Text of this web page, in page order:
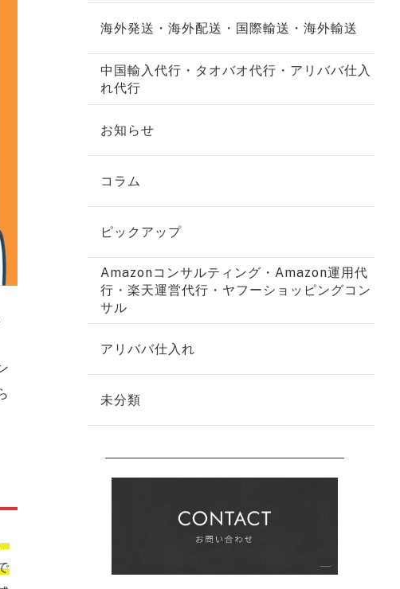
海外発送・海外配送・国際輸送・海外輸送
中国輸入代行・タオバオ代行・アリババ仕入
れ代行
お知らせ
コラム
ピックアップ
Amazonコンサルティング・Amazon運用代
行・楽天運営代行・ヤフーショッピングコン
サル
アリババ仕入れ
未分類